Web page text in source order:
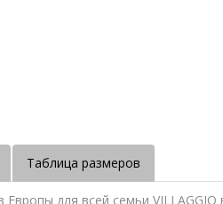
Таблица размеров
для всей семьи